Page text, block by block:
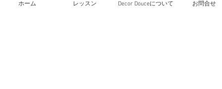
ホーム レッスン Decor Douceについて お問合せ